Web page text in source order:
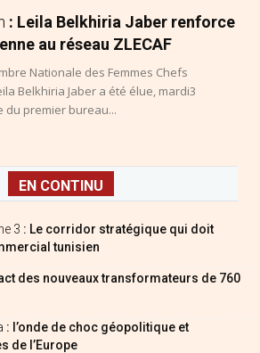
: Leila Belkhiria Jaber renforce
au réseau ZLECAF
Nationale des Femmes Chefs
Belkhiria Jaber a été élue, mardi3
du premier bureau...
EN CONTINU
3 : Le corridor stratégique qui doit
tunisien
des nouveaux transformateurs de 760
: l’onde de choc géopolitique et
de l’Europe